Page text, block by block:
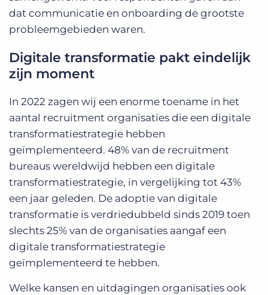
dat communicatie en onboarding de grootste
probleemgebieden waren.
Digitale transformatie pakt eindelijk
zijn moment
In 2022 zagen wij een enorme toename in het
aantal recruitment organisaties die een digitale
transformatiestrategie hebben
geïmplementeerd. 48% van de recruitment
bureaus wereldwijd hebben een digitale
transformatiestrategie, in vergelijking tot 43%
een jaar geleden. De adoptie van digitale
transformatie is verdriedubbeld sinds 2019 toen
slechts 25% van de organisaties aangaf een
digitale transformatiestrategie
geïmplementeerd te hebben.
Welke kansen en uitdagingen organisaties ook